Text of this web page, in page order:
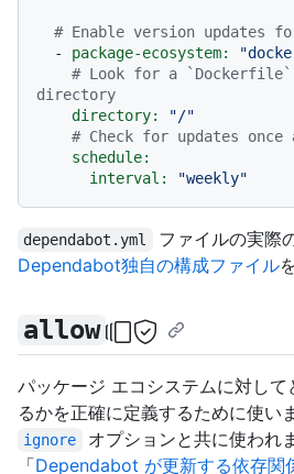
# Enable version updates
-
package-ecosystem:
# Look for a
directory
directory:
"/"
# Check for updates once
schedule:
interval:
"weekly"
dependabot.yml
ファイルの実際
Dependabot独自の構成ファイル
allow
パッケージ エコシステムに対し
るかを正確に定義するために使い
ignore
オプションと共に使われ
「Dependabot が更新する依存関